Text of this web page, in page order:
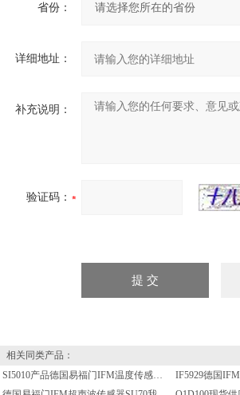
省份：
详细地址：
补充说明：
验证码：
相关同类产品：
SI5010产品德国易福门IFM温度传感器现货供应
IF5929德国